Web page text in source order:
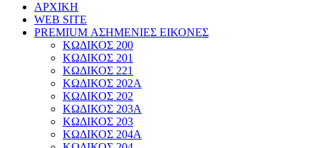
ΑΡΧΙΚΗ
WEB SITE
PREMIUM ΑΣΗΜΕΝΙΕΣ ΕΙΚΟΝΕΣ
ΚΩΔΙΚΟΣ 200
ΚΩΔΙΚΟΣ 201
ΚΩΔΙΚΟΣ 221
ΚΩΔΙΚΟΣ 202A
ΚΩΔΙΚΟΣ 202
ΚΩΔΙΚΟΣ 203Α
ΚΩΔΙΚΟΣ 203
ΚΩΔΙΚΟΣ 204A